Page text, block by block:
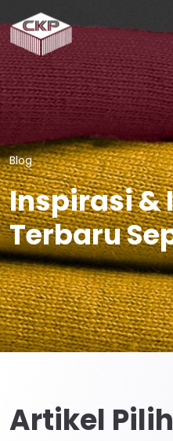
Blog
Inspirasi &
Terbaru
Artikel